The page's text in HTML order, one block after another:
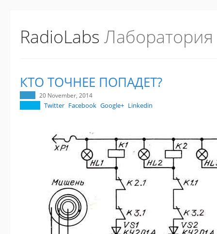
RadioLabs
КТО ТОЧНЕЕ ПОПАДЕТ?
20 November, 2014
Twitter Facebook Google+ Linkedin